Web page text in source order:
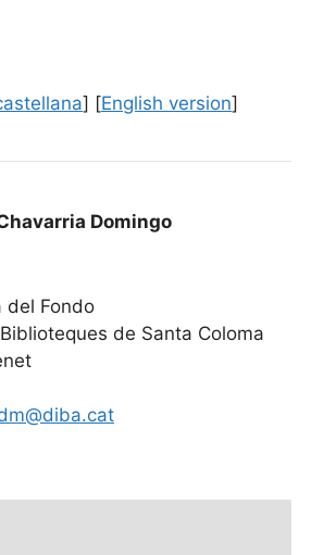
] [English version]
Domingo
del Fondo
de Santa Coloma